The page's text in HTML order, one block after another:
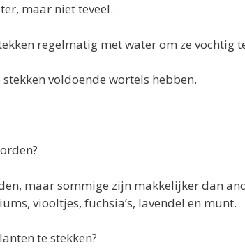
maar niet teveel.
regelmatig met water om ze vochtig
voldoende wortels hebben.
maar sommige zijn makkelijker dan
viooltjes, fuchsia’s, lavendel en munt.
te stekken?